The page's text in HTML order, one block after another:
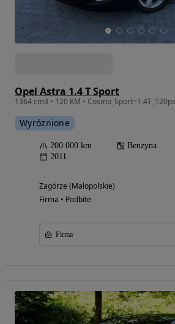
Opel Astra 1.4 T Sport
Wyróżnione
200 000 km Benzyna
2011
Zagórze (Małopolskie)
Firma • Podbite
Firma